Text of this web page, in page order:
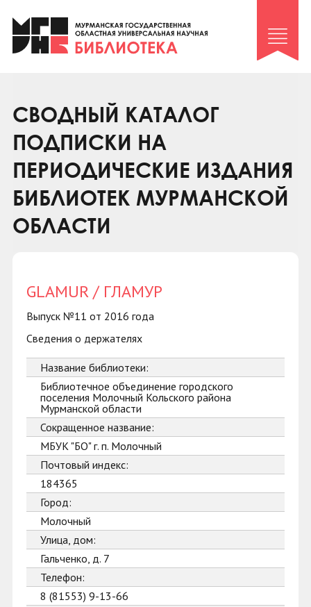
Клуб «Гиря и сельдерей»
Клуб «Семейный архив»
Коллегам
Контакты
СВОДНЫЙ КАТАЛОГ
ПОДПИСКИ НА
ПЕРИОДИЧЕСКИЕ ИЗДАНИЯ
БИБЛИОТЕК МУРМАНСКОЙ
ОБЛАСТИ
GLAMUR / ГЛАМУР
Выпуск №11 от 2016 года
Сведения о держателях
Название библиотеки:
Библиотечное объединение городского
поселения Молочный Кольского района
Мурманской области
Сокращенное название:
МБУК "БО" г. п. Молочный
Почтовый индекс:
184365
Город:
Молочный
Улица, дом:
Гальченко, д. 7
Телефон:
8 (81553) 9-13-66